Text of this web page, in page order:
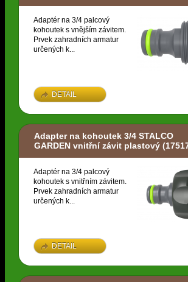
Adaptér na 3/4 palcový
kohoutek s vnějším závitem.
Prvek zahradních armatur
určených k...
DETAIL
Adapter na kohoutek 3/4 STALCO
GARDEN vnitřní závit plastový
Adaptér na 3/4 palcový
kohoutek s vnitřním závitem.
Prvek zahradních armatur
určených k...
DETAIL